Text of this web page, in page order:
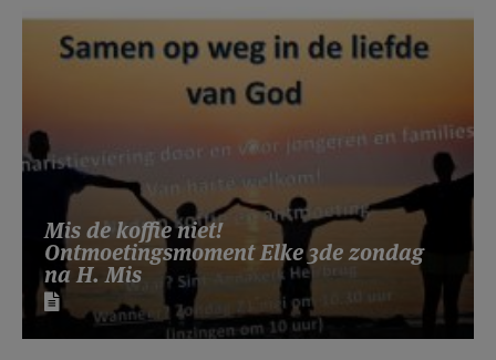
Mis de koffie niet!
Ontmoetingsmoment Elke 3de zondag
na H. Mis